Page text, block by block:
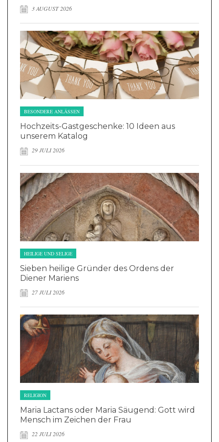
3 AUGUST 2026
BESONDERE ANLÄSSEN
Hochzeits-Gastgeschenke: 10 Ideen aus
unserem Katalog
29 JULI 2026
HEILIGE UND SELIGE
Sieben heilige Gründer des Ordens der
Diener Mariens
27 JULI 2026
RELIGION
Maria Lactans oder Maria Säugend: Gott wird
Mensch im Zeichen der Frau
22 JULI 2026